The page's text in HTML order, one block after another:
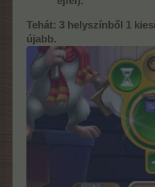
Tehát: 3 helyszínből 1
újabb.